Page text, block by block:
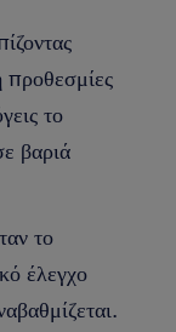
προθεσμίες
το
βαριά
το
έλεγχο